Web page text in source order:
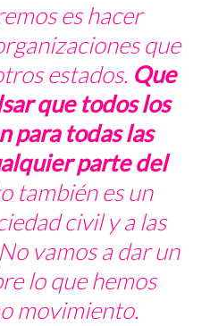
es hacer
que
estados. Que
que todos los
para todas las
parte del
también es un
civil y a las
vamos a dar un
lo que hemos
movimiento.